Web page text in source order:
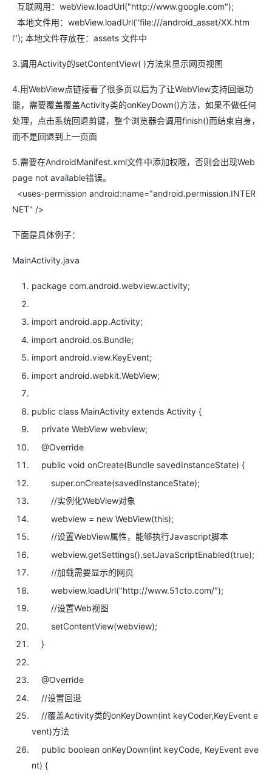
互联网用：webView.loadUrl("http://www.google.com");
本地文件用：webView.loadUrl("file:///android_asset/XX.htm
l"); 本地文件存放在：assets 文件中
3.调用Activity的setContentView( )方法来显示网页视图
4.用WebView点链接看了很多页以后为了让WebView支持回退功
能，需要覆盖覆盖Activity类的onKeyDown()方法，如果不做任何
处理，点击系统回退剪键，整个浏览器会调用finish()而结束自身，
而不是回退到上一页面
5.需要在AndroidManifest.xml文件中添加权限，否则会出现Web
page not available错误。
<uses-permission android:name="android.permission.INTER
NET" />
下面是具体例子：
MainActivity.java
package com.android.webview.activity;
import android.app.Activity;
import android.os.Bundle;
import android.view.KeyEvent;
import android.webkit.WebView;
public class MainActivity extends Activity {
private WebView webview;
@Override
public void onCreate(Bundle savedInstanceState) {
super.onCreate(savedInstanceState);
//实例化WebView对象
webview = new WebView(this);
//设置WebView属性，能够执行Javascript脚本
webview.getSettings().setJavaScriptEnabled(true);
//加载需要显示的网页
webview.loadUrl("http://www.51cto.com/");
//设置Web视图
setContentView(webview);
}
@Override
//设置回退
//覆盖Activity类的onKeyDown(int keyCoder,KeyEvent e
vent)方法
public boolean onKeyDown(int keyCode, KeyEvent eve
nt) {